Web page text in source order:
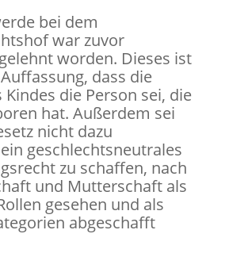
bei dem
war zuvor
worden. Dieses ist
dass die
die Person sei, die
hat. Außerdem sei
nicht dazu
geschlechtsneutrales
zu schaffen, nach
und Mutterschaft als
gesehen und als
abgeschafft